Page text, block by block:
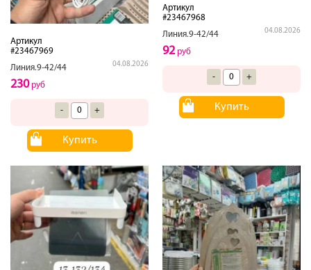
Артикул
#23467969
Линия.9-42/44
04.08.2026
230руб
- +
Купить
Артикул
#23467968
Линия.9-42/44
04.08.2026
92руб
- +
Купить